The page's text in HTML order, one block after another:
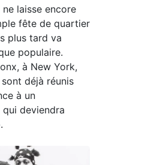
laisse encore
fête de quartier
plus tard va
populaire.
à New York,
déjà réunis
à un
deviendra